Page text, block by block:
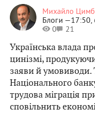
Михайло
Блоги —17:50,
0
21
Українська влада
цинізмі,
заяви й умовиводи.
Національного
трудова міграція
сповільнить